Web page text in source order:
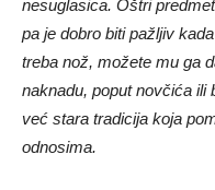
nesuglasica. Oštri
pa je dobro biti pažljiv
treba nož, možete mu ga
naknadu, poput novčića ili
već stara tradicija koja
odnosima.